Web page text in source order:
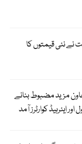
نے نئی قیمتوں کا
مزید مضبوط بنانے
ایئرہیڈ کوارٹرز آمد